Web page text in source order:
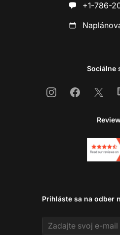
+1-786-
Sociálne
InstagramFacebook
X
Prihláste sa na odber
Email address